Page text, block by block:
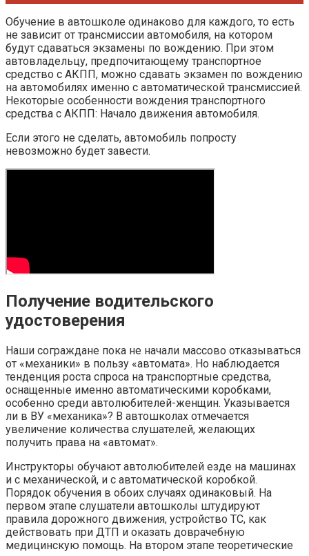
Обучение в автошколе одинаково для каждого, то есть
не зависит от трансмиссии автомобиля, на котором
будут сдаваться экзамены по вождению. При этом
автовладельцу, предпочитающему транспортное
средство с АКПП, можно сдавать экзамен по вождению
на автомобилях именно с автоматической трансмиссией.
Некоторые особенности вождения транспортного
средства с АКПП: Начало движения автомобиля.
Если этого не сделать, автомобиль попросту
невозможно будет завести.
Получение водительского
удостоверения
Наши сограждане пока не начали массово отказываться
от «механики» в пользу «автомата». Но наблюдается
тенденция роста спроса на транспортные средства,
оснащенные именно автоматическими коробками,
особенно среди автолюбителей-женщин. Указывается
ли в ВУ «механика»? В автошколах отмечается
увеличение количества слушателей, желающих
получить права на «автомат».
Инструкторы обучают автолюбителей езде на машинах
и с механической, и с автоматической коробкой.
Порядок обучения в обоих случаях одинаковый. На
первом этапе слушатели автошколы штудируют
правила дорожного движения, устройство ТС, как
действовать при ДТП и оказать доврачебную
медицинскую помощь. На втором этапе теоретические